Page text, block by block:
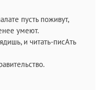
пусть поживут,
умеют.
и читать-писАть